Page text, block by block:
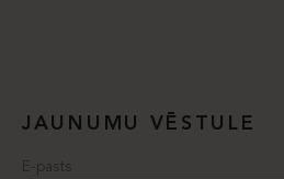
JAUNUMU VĒSTULE
E-pasts